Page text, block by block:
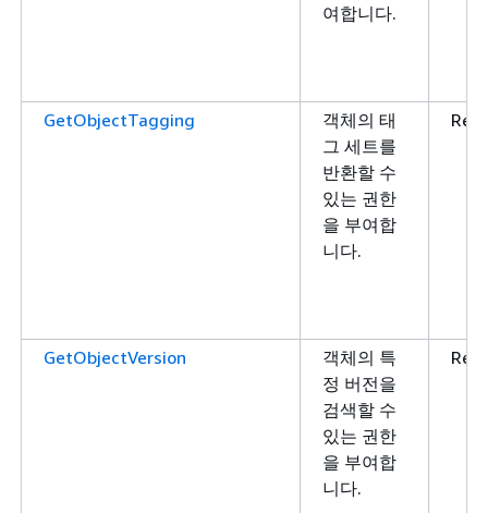
여합니다.
GetObjectTagging
객체의 태
그 세트를
반환할 수
있는 권한
을 부여합
니다.
GetObjectVersion
객체의 특
정 버전을
검색할 수
있는 권한
을 부여합
니다.